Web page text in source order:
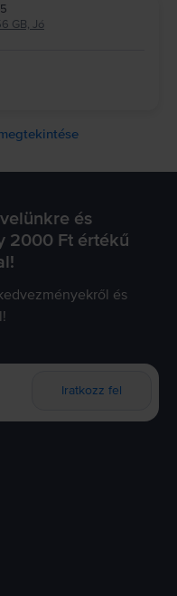
GB, Jó
és
2000 Ft értékű
és
Iratkozz fel